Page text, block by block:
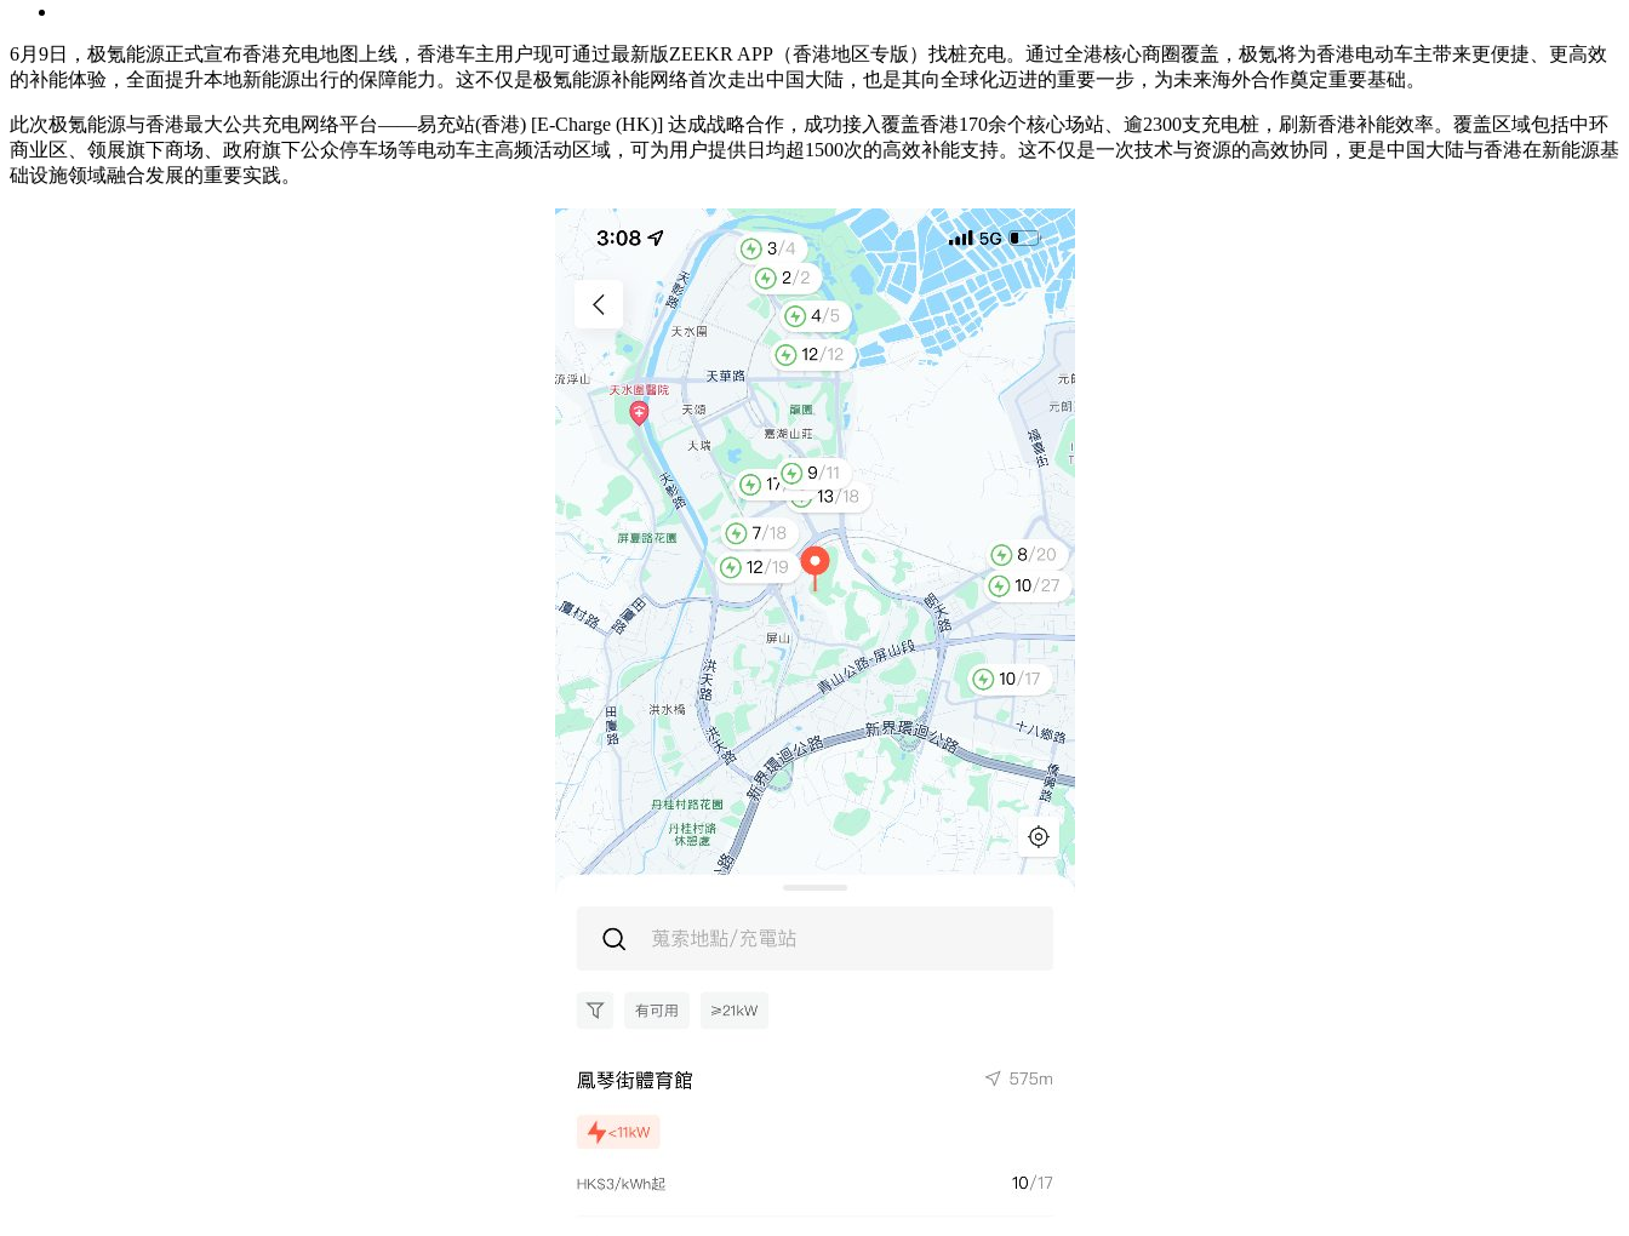
6月9日，极氪能源正式宣布香港充电地图上线，香港车主用户现可通过最新版ZEEKR APP（香港地区专版）找桩充电。通过全港核心商圈覆盖，极氪将为香港电动车主带来更便捷、更高效
的补能体验，全面提升本地新能源出行的保障能力。这不仅是极氪能源补能网络首次走出中国大陆，也是其向全球化迈进的重要一步，为未来海外合作奠定重要基础。
此次极氪能源与香港最大公共充电网络平台——易充站(香港) [E-Charge (HK)] 达成战略合作，成功接入覆盖香港170余个核心场站、逾2300支充电桩，刷新香港补能效率。覆盖区域包括中环
商业区、领展旗下商场、政府旗下公众停车场等电动车主高频活动区域，可为用户提供日均超1500次的高效补能支持。这不仅是一次技术与资源的高效协同，更是中国大陆与香港在新能源基
础设施领域融合发展的重要实践。